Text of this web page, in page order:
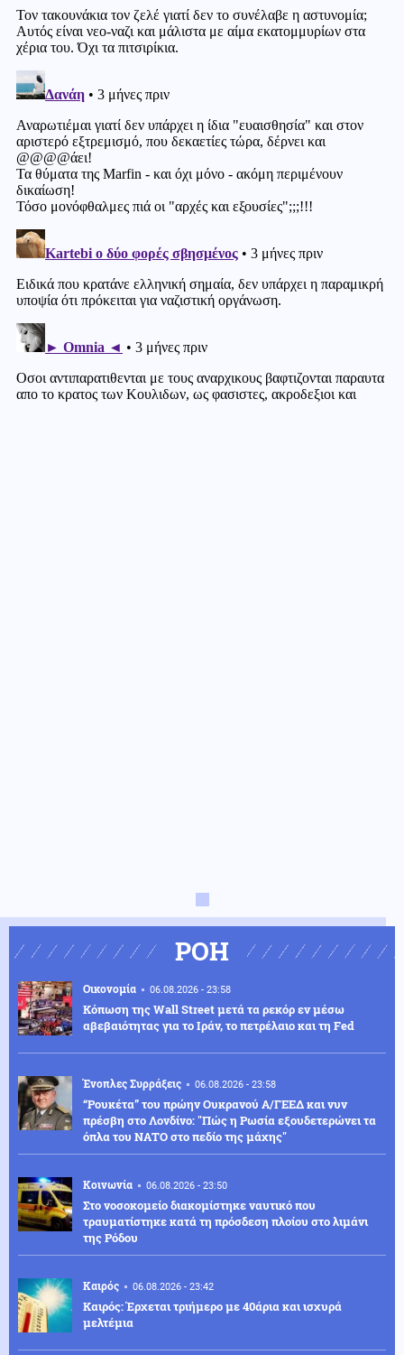
ΡΟΗ
Οικονομία 06.08.2026 - 23:58
Κόπωση της Wall Street μετά τα ρεκόρ εν μέσω
αβεβαιότητας για το Ιράν, το πετρέλαιο και τη Fed
Ένοπλες Συρράξεις 06.08.2026 - 23:58
“Ρουκέτα” του πρώην Ουκρανού Α/ΓΕΕΔ και νυν
πρέσβη στο Λονδίνο: "Πώς η Ρωσία εξουδετερώνει τα
όπλα του ΝΑΤΟ στο πεδίο της μάχης"
Κοινωνία 06.08.2026 - 23:50
Στο νοσοκομείο διακομίστηκε ναυτικό που
τραυματίστηκε κατά τη πρόσδεση πλοίου στο λιμάνι
της Ρόδου
Καιρός 06.08.2026 - 23:42
Καιρός: Έρχεται τριήμερο με 40άρια και ισχυρά
μελτέμια